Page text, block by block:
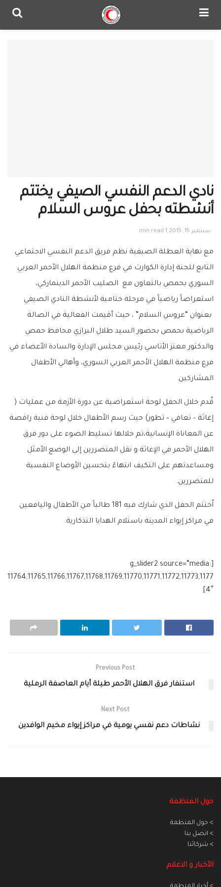
نادي الدعم النفسي الصيفي يختتم
أنشطته بحفل عروس السلام
سبتمبر 15, 2015 1 min read
مع نهاية العطلة الصيفية نظم فريق الدعم النفسي الاجتماعي
التابع للجنة إدارة الكوارث في فرع منظمة الهلال الأحمر العربي
السوري بحمص بالتعاون مع الصليب الأحمر الدينماركي،
استعراضاً رياضياً في مرحلة ختامية لأنشطة النادي الصيفي
بعنوان “عروس السلام” ، حيث أقيمت الفعالية في الصالة
الرياضية بحمص بحضور السيد طلال البرازي محافظ حمص
والدكتور معتز الأتاسي رئيس مجلس الإدارة والسادة الأعضاء في
فرع منظمة الهلال الأحمر العربي السوري، وأهالي الأطفال
المشاركين.
قُدم خلال الحفل لوحة استعراضية عن دورة الأزمة من عمليات (
إغاثة – تعافي – تطور) حيث رسم الأطفال خلال لوحة فنية راقصة
عن المعاناة الإنسانية،تم خلالها تسليط الضوء على دور فرق
الهلال الأحمر في الإغاثة و نقل المتضررين إلى الوضع الأمثل
ومساعدتهم على التكيف انتهاءً بتحسين الأوضاع النفسية
للمتضررين.
اُختتم الحفل الذي شارك فيه 181 طالباً من الأطفال واليافعين
في مراكز إيواء المدينة باستلام الهدايا التذكارية.
[g_slider2 source=”media:
11764,11765,11766,11767,11768,11769,11770,11771,11772,11773,1177
4″]
Previous Post
استنفار فرق الهلال الأحمر طيلة أيام العاصفة الرملية
Next Post
نشاطات دعم نفسي يومية في مراكز إيواء مخيم الوافدين
حول المنظمة
> حول المنظمة
> اتصل بنا
> شركائنا
الأخبار و الاعلام